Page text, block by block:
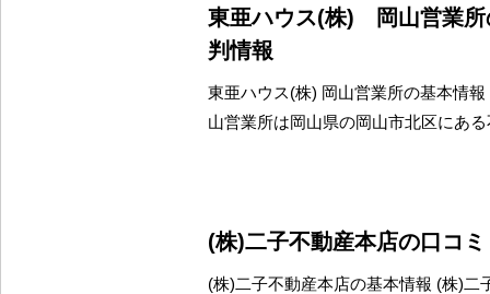
東亜ハウス(株) 岡山営業所
判情報
東亜ハウス(株) 岡山営業所の基本情
山営業所は岡山県の岡山市北区にあ
(株)二子不動産本店の口コ
(株)二子不動産本店の基本情報 (株)二